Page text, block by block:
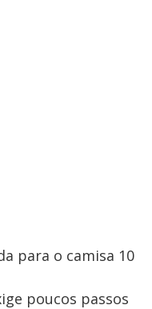
para o camisa 10
poucos passos